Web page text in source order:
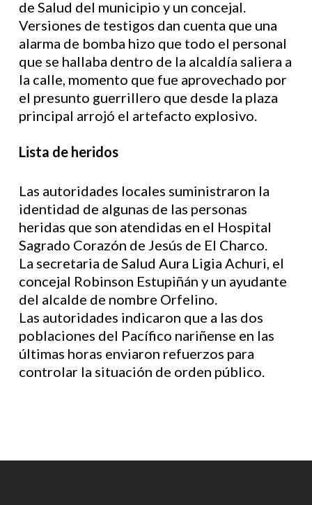
de Salud del municipio y un concejal.
Versiones de testigos dan cuenta que una
alarma de bomba hizo que todo el personal
que se hallaba dentro de la alcaldía saliera a
la calle, momento que fue aprovechado por
el presunto guerrillero que desde la plaza
principal arrojó el artefacto explosivo.
Lista de heridos
Las autoridades locales suministraron la
identidad de algunas de las personas
heridas que son atendidas en el Hospital
Sagrado Corazón de Jesús de El Charco.
La secretaria de Salud Aura Ligia Achuri, el
concejal Robinson Estupiñán y un ayudante
del alcalde de nombre Orfelino.
Las autoridades indicaron que a las dos
poblaciones del Pacífico nariñense en las
últimas horas enviaron refuerzos para
controlar la situación de orden público.